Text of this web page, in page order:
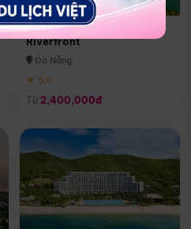
Melia Vinpearl Danang
Riverfront
Đà Nẵng
★ 5.0
Từ 2,400,000đ